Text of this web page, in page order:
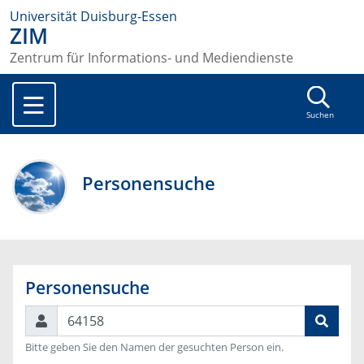
Universität Duisburg-Essen
ZIM
Zentrum für Informations- und Mediendienste
Suchen
Personensuche
Personensuche
Suchen
Bitte geben Sie den Namen der gesuchten Person ein.